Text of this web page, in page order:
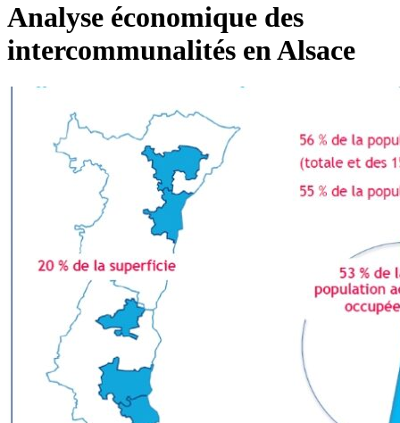
Analyse économique des
intercommunalités en Alsace